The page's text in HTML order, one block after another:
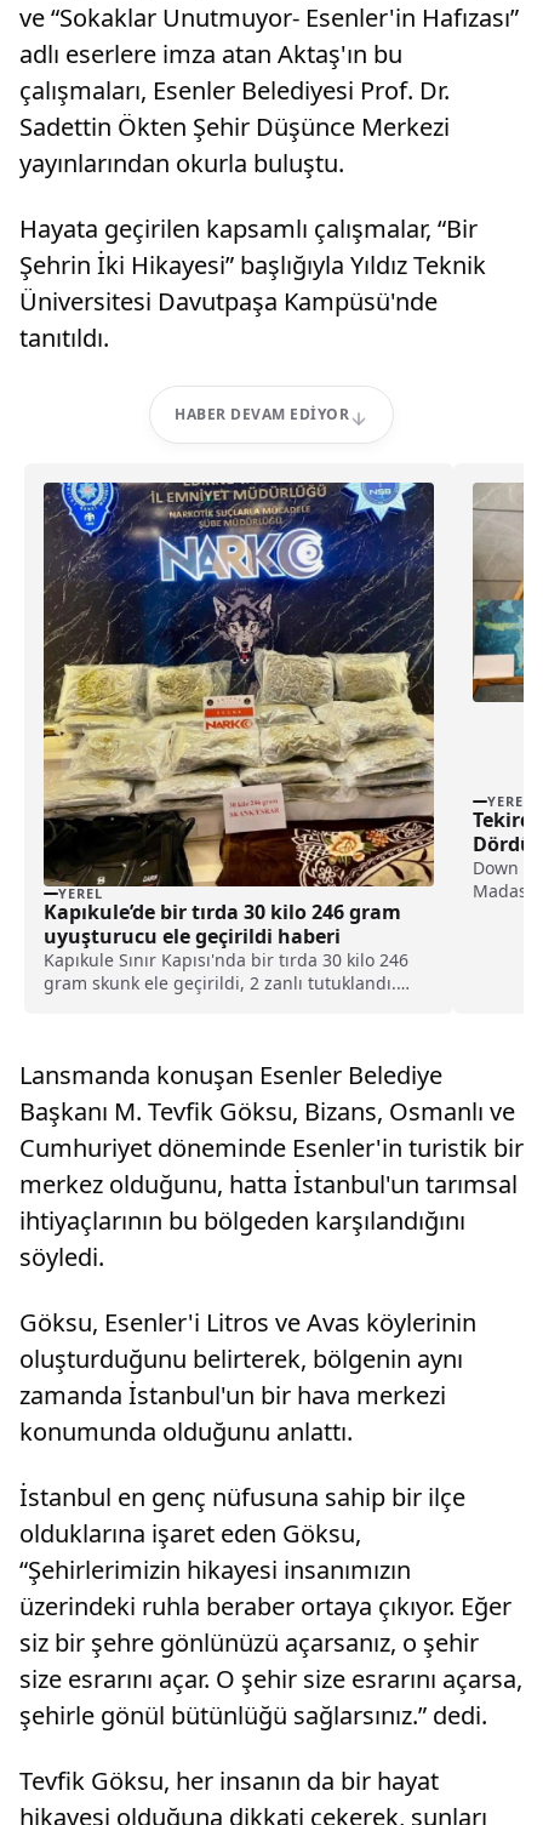
ve “Sokaklar Unutmuyor- Esenler'in Hafızası”
adlı eserlere imza atan Aktaş'ın bu
çalışmaları, Esenler Belediyesi Prof. Dr.
Sadettin Ökten Şehir Düşünce Merkezi
yayınlarından okurla buluştu.
Hayata geçirilen kapsamlı çalışmalar, “Bir
Şehrin İki Hikayesi” başlığıyla Yıldız Teknik
Üniversitesi Davutpaşa Kampüsü'nde
tanıtıldı.
HABER DEVAM EDIYOR
YEREL
Kapıkule’de bir tırda 30 kilo 246 gram
uyuşturucu ele geçirildi haberi
Kapıkule Sınır Kapısı'nda bir tırda 30 kilo 246
gram skunk ele geçirildi, 2 zanlı tutuklandı.
V.U'nun kullandığı t...
YEREL
Down
Lansmanda konuşan Esenler Belediye
Başkanı M. Tevfik Göksu, Bizans, Osmanlı ve
Cumhuriyet döneminde Esenler'in turistik bir
merkez olduğunu, hatta İstanbul'un tarımsal
ihtiyaçlarının bu bölgeden karşılandığını
söyledi.
Göksu, Esenler'i Litros ve Avas köylerinin
oluşturduğunu belirterek, bölgenin aynı
zamanda İstanbul'un bir hava merkezi
konumunda olduğunu anlattı.
İstanbul en genç nüfusuna sahip bir ilçe
olduklarına işaret eden Göksu,
“Şehirlerimizin hikayesi insanımızın
üzerindeki ruhla beraber ortaya çıkıyor. Eğer
siz bir şehre gönlünüzü açarsanız, o şehir
size esrarını açar. O şehir size esrarını açarsa,
şehirle gönül bütünlüğü sağlarsınız.” dedi.
Tevfik Göksu, her insanın da bir hayat
hikayesi olduğuna dikkati çekerek, şunları